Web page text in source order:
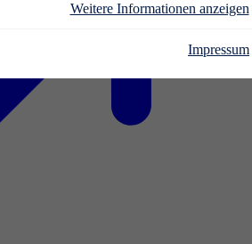
Weitere Informationen anzeigen
Impressum